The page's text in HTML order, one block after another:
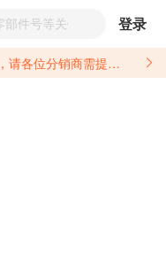
登录
： 不同第三方平台对于适配车型等信息的填写要求各有不同。例如：亚马逊明确禁止在产品标题、卖点和描述中直接使用适配车型的年份、品牌和型号信息；请您仔细研究并熟悉所销售平台关于汽配产品上架销售的具体规则，如果因上架的汽配产品信息填写不符合所销售平台要求，产生违规/侵权等问题所造成的损失需您自行承担。